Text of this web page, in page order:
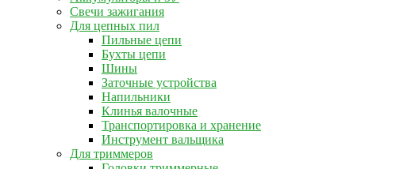
Свечи зажигания
Для цепных пил
Пильные цепи
Бухты цепи
Шины
Заточные устройства
Напильники
Клинья валочные
Транспортировка и хранение
Инструмент вальщика
Для триммеров